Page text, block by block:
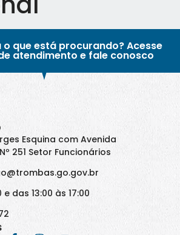
que está procurando? Acesse
atendimento e fale conosco
Esquina com Avenida
251 Setor Funcionários
e das 13:00 às 17:00